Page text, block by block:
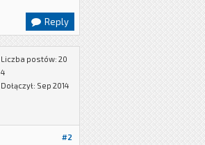
Reply
Liczba postów: 20
4
Dołączył: Sep 2014
#2